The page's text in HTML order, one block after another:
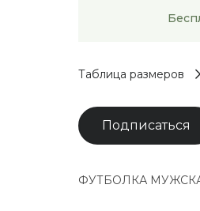
Таблица размеров
Подписаться
ФУТБОЛКА МУЖСКАЯ